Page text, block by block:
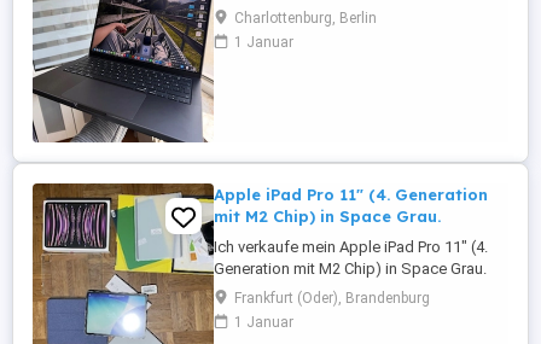
14-Zoll MacBook Pro (M5 Pro). Es wurde
nur eine Woche lang für ein kurzes
Softwareprojekt genutzt. Optisch und
Charlottenburg, Berlin
1 Januar
Apple iPad Pro 11" (4. Generation
mit M2 Chip) in Space Grau.
Ich verkaufe mein Apple iPad Pro 11" (4.
Generation mit M2 Chip) in Space Grau.
Das iPad befindet sich in einem Top-
Zustand und wurde stets sorgfältig
behandelt. Display und Gehäuse sind
Frankfurt (Oder), Brandenburg
1 Januar